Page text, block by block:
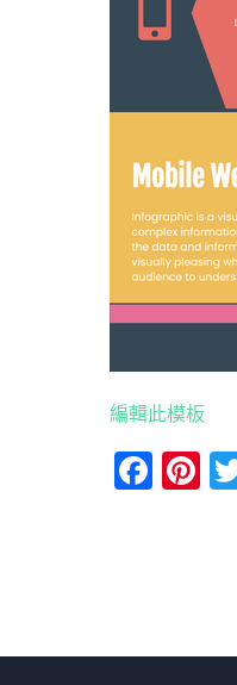
編輯此模板